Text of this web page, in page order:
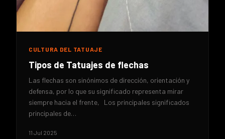
CULTURA DEL TATUAJE
Tipos de Tatuajes de flechas
Las flechas son sinónimos de dirección, orientación y
defensa, por lo que su significado representa mirar
siempre hacia el frente, Los principales significados
principales de…
11 Jul 2025